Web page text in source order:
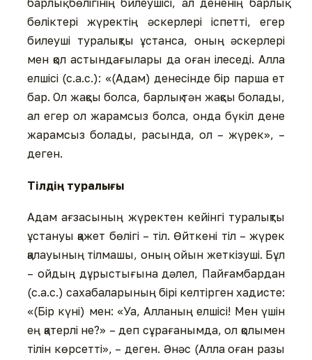
барлық бөлігінің билеушісі, ал дененің барлық
бөліктері жүректің әскерлері іспетті, егер
билеуші туралықты ұстанса, оның әскерлері
мен қол астындағылары да оған ілеседі. Алла
елшісі (с.а.с.): «(Адам) денесінде бір парша ет
бар. Ол жақсы болса, барлық тән жақсы болады,
ал егер ол жарамсыз болса, онда бүкіл дене
жарамсыз болады, расында, ол – жүрек», –
деген.
Тілдің туралығы
Адам ағзасының жүректен кейінгі туралықты
ұстануы қажет бөлігі – тіл. Өйткені тіл – жүрек
қалауының тілмашы, оның ойын жеткізуші. Бұл
– ойдың дұрыстығына дәлел, Пайғамбардан
(с.а.с.) сахабаларының бірі келтірген хадисте:
«(Бір күні) мен: «Уа, Алланың елшісі! Мен үшін
ең қатерлі не?» – деп сұрағанымда, ол қолымен
тілін көрсетті», – деген. Әнәс (Алла оған разы